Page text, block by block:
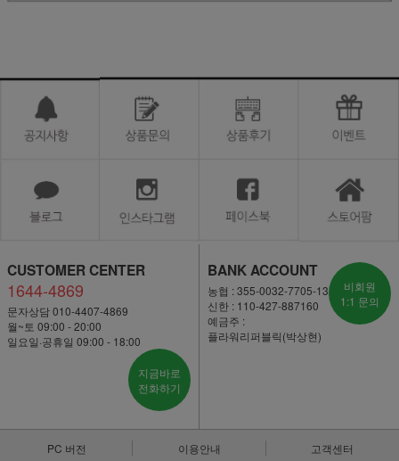
CUSTOMER CENTER
1644-4869
문자상담 010-4407-4869
월~토 09:00 - 20:00
일요일·공휴일 09:00 - 18:00
지금바로
전화하기
BANK ACCOUNT
농협 : 355-0032-7705-13
신한 : 110-427-887160
예금주 :
플라워리퍼블릭(박상현)
비회원
1:1 문의
PC 버전 이용안내 고객센터